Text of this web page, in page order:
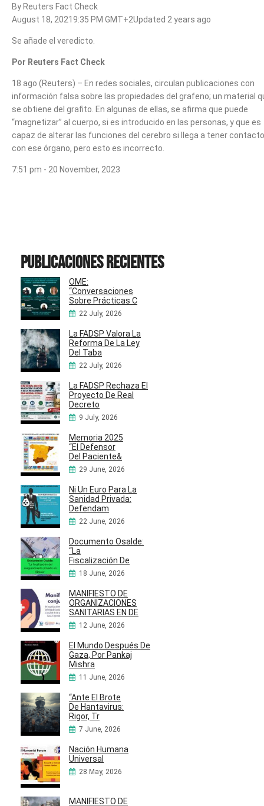
By Reuters Fact Check
August 18, 20219:35 PM GMT+2Updated 2 years ago
Se añade el veredicto.
Por Reuters Fact Check
18 ago (Reuters) – En redes sociales, circulan publicaciones con
información falsa sobre las propiedades del grafeno; un material
se obtiene del grafito. En algunas de ellas, se afirma que puede
“magnetizar” al cuerpo, si es introducido en las personas, y que es
capaz de alterar las funciones del cerebro si llega a tener contacto
con ese órgano, pero esto es incorrecto.
7:51 pm - 20 November, 2023
Publicaciones recientes
OME:
“Conversaciones
Sobre Prácticas C
22 July, 2026
La FADSP Valora La
Reforma De La Ley
Del Taba
22 July, 2026
La FADSP Rechaza El
Proyecto De Real
Decreto
9 July, 2026
Memoria 2025
“El Defensor
Del Paciente&
29 June, 2026
Ni Un Euro Para La
Sanidad Privada:
Defendam
22 June, 2026
Documento Osalde:
“La
Fiscalización De
18 June, 2026
MANIFIESTO DE
ORGANIZACIONES
SANITARIAS EN DE
12 June, 2026
El Mundo Después De
Gaza, Por Pankaj
Mishra
11 June, 2026
“Ante El Brote
De Hantavirus:
Rigor, Tr
7 June, 2026
Nación Humana
Universal
28 May, 2026
MANIFIESTO DE